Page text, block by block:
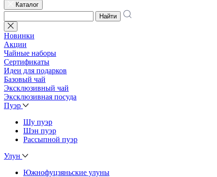
Каталог
Найти
Новинки
Акции
Чайные наборы
Сертификаты
Идеи для подарков
Базовый чай
Эксклюзивный чай
Эксклюзивная посуда
Пуэр
Шу пуэр
Шэн пуэр
Рассыпной пуэр
Улун
Южнофуцзяньские улуны